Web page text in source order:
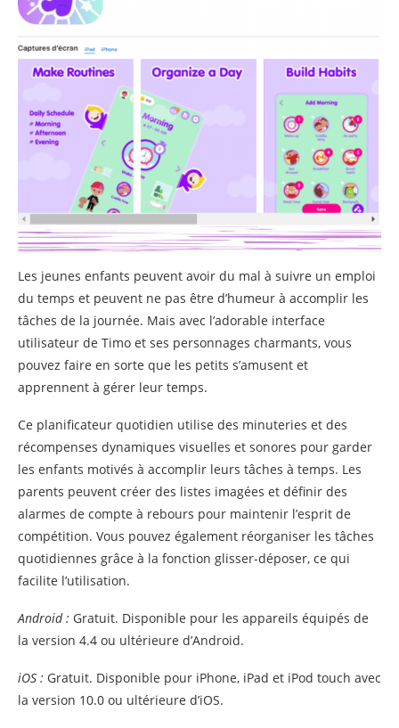
Les jeunes enfants peuvent avoir du mal à suivre un emploi
du temps et peuvent ne pas être d’humeur à accomplir les
tâches de la journée. Mais avec l’adorable interface
utilisateur de Timo et ses personnages charmants, vous
pouvez faire en sorte que les petits s’amusent et
apprennent à gérer leur temps.
Ce planificateur quotidien utilise des minuteries et des
récompenses dynamiques visuelles et sonores pour garder
les enfants motivés à accomplir leurs tâches à temps. Les
parents peuvent créer des listes imagées et définir des
alarmes de compte à rebours pour maintenir l’esprit de
compétition. Vous pouvez également réorganiser les tâches
quotidiennes grâce à la fonction glisser-déposer, ce qui
facilite l’utilisation.
Android: Gratuit. Disponible pour les appareils équipés de
la version 4.4 ou ultérieure d’Android.
iOS : Gratuit. Disponible pour iPhone, iPad et iPod touch avec
la version 10.0 ou ultérieure d’iOS.